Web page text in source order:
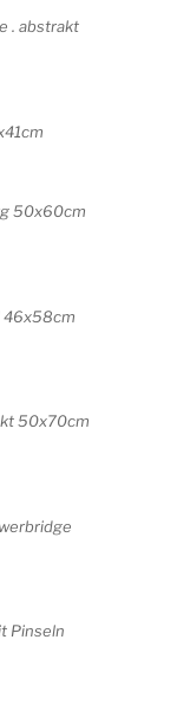
. abstrakt
50x60cm
46x58cm
50x70cm
Pinseln